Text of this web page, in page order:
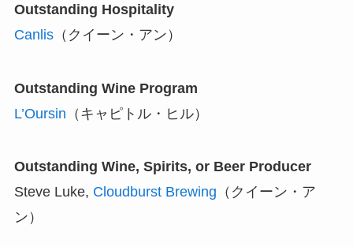
Outstanding Hospitality
Canlis（クイーン・アン）
Outstanding Wine Program
L’Oursin （キャピトル・ヒル）
Outstanding Wine, Spirits, or Beer Producer
Steve Luke, Cloudburst Brewing （クイーン・ア
ン）